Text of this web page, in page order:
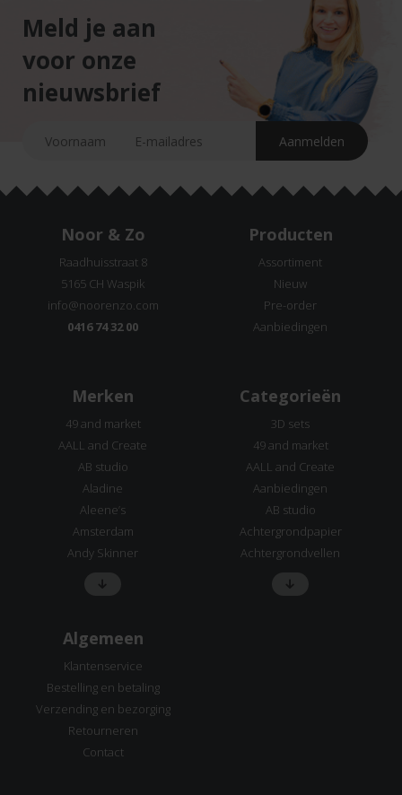
Meld je aan
voor onze
nieuwsbrief
Noor & Zo
Raadhuisstraat 8
5165 CH Waspik
info@noorenzo.com
0416 74 32 00
Producten
Assortiment
Nieuw
Pre-order
Aanbiedingen
Merken
49 and market
AALL and Create
AB studio
Aladine
Aleene’s
Amsterdam
Andy Skinner
Categorieën
3D sets
49 and market
AALL and Create
Aanbiedingen
AB studio
Achtergrondpapier
Achtergrondvellen
Algemeen
Klantenservice
Bestelling en betaling
Verzending en bezorging
Retourneren
Contact